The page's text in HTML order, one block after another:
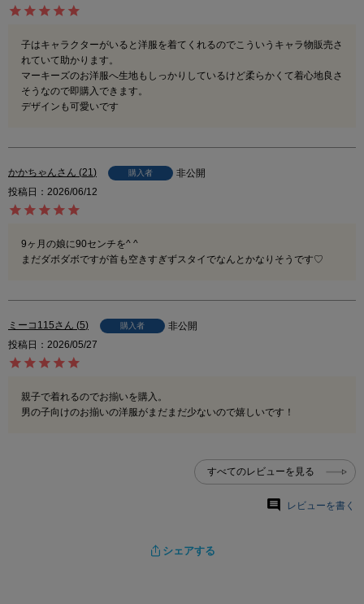
子はキャラクターがいると洋服を着てくれるのでこういうキャラ物販売さ
れていて助かります。
マーキーズのお洋服へ生地もしっかりしているけど柔らかくて着心地良さ
そうなので即購入できます。
デザインも可愛いです
かかちゃん 21 購入者
非公開
投稿日
2026/06/12
9ヶ月の娘に90センチを^ ^
まだダボダボですが首も空きすぎずスタイでなんとかなりそうです♡
ミーコ115 5 購入者
非公開
投稿日
2026/05/27
親子で着れるのでお揃いを購入。
男の子向けのお揃いの洋服がまだまだ少ないので嬉しいです！
すべてのレビューを見る
レビューを書く
シェアする